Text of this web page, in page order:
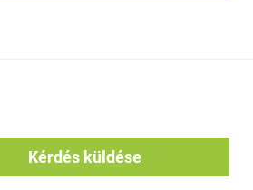
Kérdés küldése